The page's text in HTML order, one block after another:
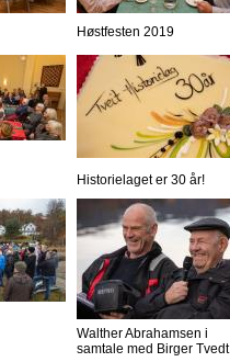
Høstfesten 2019
Historielaget er 30 år!
Walther Abrahamsen i
samtale med Birger Tvedt